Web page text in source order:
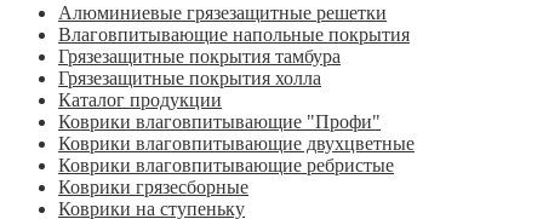
Алюминиевые грязезащитные решетки
Влаговпитывающие напольные покрытия
Грязезащитные покрытия тамбура
Грязезащитные покрытия холла
Каталог продукции
Коврики влаговпитывающие "Профи"
Коврики влаговпитывающие двухцветные
Коврики влаговпитывающие ребристые
Коврики грязесборные
Коврики на ступеньку